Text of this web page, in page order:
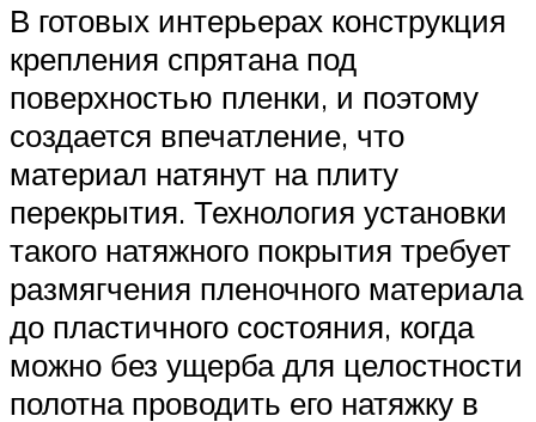
В готовых интерьерах конструкция
крепления спрятана под
поверхностью пленки, и поэтому
создается впечатление, что
материал натянут на плиту
перекрытия. Технология установки
такого натяжного покрытия требует
размягчения пленочного материала
до пластичного состояния, когда
можно без ущерба для целостности
полотна проводить его натяжку в